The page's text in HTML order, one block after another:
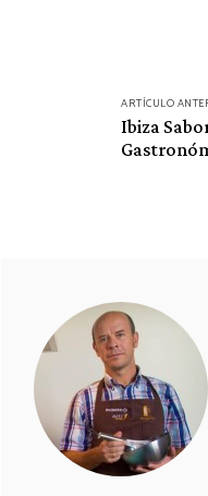
ARTÍCULO
Ibiza